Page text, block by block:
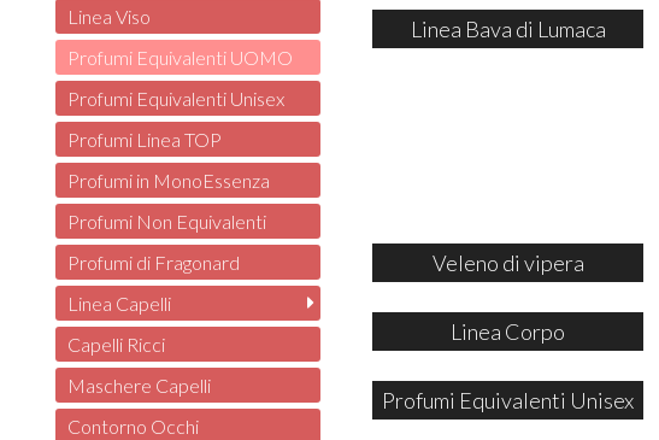
Linea Bava di Lumaca
Veleno di vipera
Linea Corpo
Profumi Equivalenti Unisex
Linea Viso
Profumi Equivalenti UOMO
Profumi Equivalenti Unisex
Profumi Linea TOP
Profumi in MonoEssenza
Profumi Non Equivalenti
Profumi di Fragonard
Linea Capelli
Capelli Ricci
Maschere Capelli
Contorno Occhi